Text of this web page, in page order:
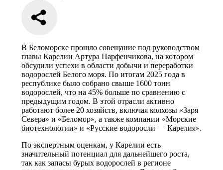
В Беломорске прошло совещание под руководством
главы Карелии Артура Парфенчикова, на котором
обсудили успехи в области добычи и переработки
водорослей Белого моря. По итогам 2025 года в
республике было собрано свыше 1600 тонн
водорослей, что на 45% больше по сравнению с
предыдущим годом. В этой отрасли активно
работают более 20 хозяйств, включая колхозы «Заря
Севера» и «Беломор», а также компании «Морские
биотехнологии» и «Русские водоросли — Карелия».
По экспертным оценкам, у Карелии есть
значительный потенциал для дальнейшего роста,
так как запасы бурых водорослей в регионе